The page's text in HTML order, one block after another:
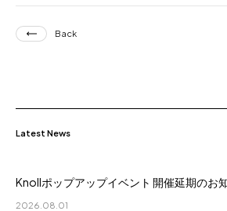
Back
Latest News
Knollポップアップイベント 開催延期のお
2026.08.01